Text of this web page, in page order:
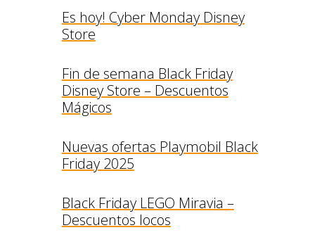
Es hoy! Cyber Monday Disney
Store
Fin de semana Black Friday
Disney Store – Descuentos
Mágicos
Nuevas ofertas Playmobil Black
Friday 2025
Black Friday LEGO Miravia –
Descuentos locos